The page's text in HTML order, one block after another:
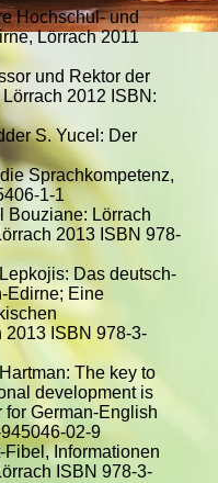
Hochschul- und
Lörrach 2011
und Rektor der
2012 ISBN:
S. Yucel: Der
Sprachkompetenz,
1-1
Bouziane: Lörrach
2013 ISBN 978-
Das deutsch-
Edirne; Eine
2013 ISBN 978-3-
The key to
development is
for German-English
02-9
Informationen
ISBN 978-3-